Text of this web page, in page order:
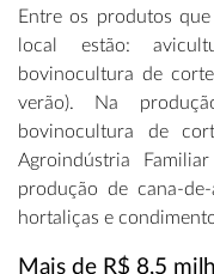
Entre os produtos
local estão:
bovinocultura de
verão). Na
bovinocultura de
Agroindústria
produção de cana-
hortaliças e
Mais de R$ 8,5